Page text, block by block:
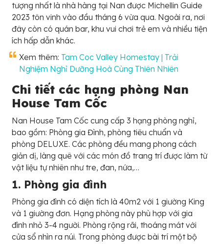
tượng nhất là nhà hàng tại Nan được Michellin Guide
2023 tôn vinh vào đầu tháng 6 vừa qua. Ngoài ra, nơi
đây còn có quán bar, khu vui chơi trẻ em và nhiều tiện
ích hấp dẫn khác.
Xem thêm: Tam Coc Valley Homestay | Trải
Nghiệm Nghỉ Dưỡng Hoà Cùng Thiên Nhiên
Chi tiết các hạng phòng Nan
House Tam Cốc
Nan House Tam Cốc cung cấp 3 hạng phòng nghỉ,
bao gồm: Phòng gia Đình, phòng tiêu chuẩn và
phòng DELUXE. Các phòng đều mang phong cách
giản dị, làng quê với các món đồ trang trí được làm từ
vật liệu tự nhiên như tre, đan, nứa,…
1. Phòng gia đình
Phòng gia đình có diện tích là 40m2 với 1 giường King
và 1 giường đơn. Hạng phòng này phù hợp với gia
đình nhỏ 3-4 người. Phòng rộng rãi, thoáng mát với
cửa sổ nhìn ra núi. Trong phòng được bài trí một bộ